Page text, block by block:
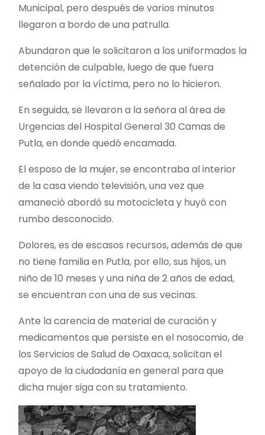
Municipal, pero después de varios minutos
llegaron a bordo de una patrulla.
Abundaron que le solicitaron a los uniformados la
detención de culpable, luego de que fuera
señalado por la víctima, pero no lo hicieron.
En seguida, se llevaron a la señora al área de
Urgencias del Hospital General 30 Camas de
Putla, en donde quedó encamada.
El esposo de la mujer, se encontraba al interior
de la casa viendo televisión, una vez que
amaneció abordó su motocicleta y huyó con
rumbo desconocido.
Dolores, es de escasos recursos, además de que
no tiene familia en Putla, por ello, sus hijos, un
niño de 10 meses y una niña de 2 años de edad,
se encuentran con una de sus vecinas.
Ante la carencia de material de curación y
medicamentos que persiste en el nosocomio, de
los Servicios de Salud de Oaxaca, solicitan el
apoyo de la ciudadanía en general para que
dicha mujer siga con su tratamiento.